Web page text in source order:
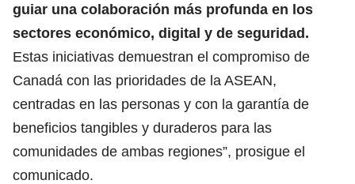
guiar una colaboración más profunda en los
sectores económico, digital y de seguridad.
Estas iniciativas demuestran el compromiso de
Canadá con las prioridades de la ASEAN,
centradas en las personas y con la garantía de
beneficios tangibles y duraderos para las
comunidades de ambas regiones”, prosigue el
comunicado.